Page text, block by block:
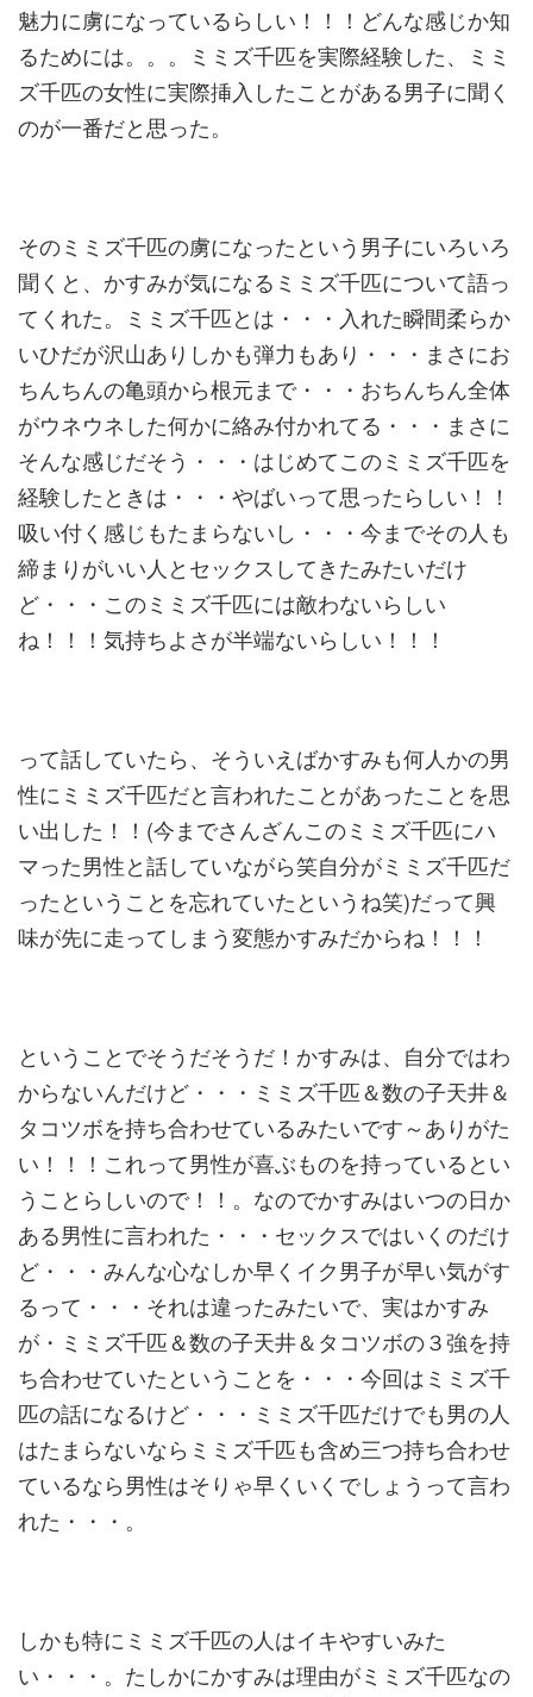
魅力に虜になっているらしい！！！どんな感じか知
るためには。。。ミミズ千匹を実際経験した、ミミ
ズ千匹の女性に実際挿入したことがある男子に聞く
のが一番だと思った。
そのミミズ千匹の虜になったという男子にいろいろ
聞くと、かすみが気になるミミズ千匹について語っ
てくれた。ミミズ千匹とは・・・入れた瞬間柔らか
いひだが沢山ありしかも弾力もあり・・・まさにお
ちんちんの亀頭から根元まで・・・おちんちん全体
がウネウネした何かに絡み付かれてる・・・まさに
そんな感じだそう・・・はじめてこのミミズ千匹を
経験したときは・・・やばいって思ったらしい！！
吸い付く感じもたまらないし・・・今までその人も
締まりがいい人とセックスしてきたみたいだけ
ど・・・このミミズ千匹には敵わないらしい
ね！！！気持ちよさが半端ないらしい！！！
って話していたら、そういえばかすみも何人かの男
性にミミズ千匹だと言われたことがあったことを思
い出した！！(今までさんざんこのミミズ千匹にハ
マった男性と話していながら笑自分がミミズ千匹だ
ったということを忘れていたというね笑)だって興
味が先に走ってしまう変態かすみだからね！！！
ということでそうだそうだ！かすみは、自分ではわ
からないんだけど・・・ミミズ千匹＆数の子天井＆
タコツボを持ち合わせているみたいです～ありがた
い！！！これって男性が喜ぶものを持っているとい
うことらしいので！！。なのでかすみはいつの日か
ある男性に言われた・・・セックスではいくのだけ
ど・・・みんな心なしか早くイク男子が早い気がす
るって・・・それは違ったみたいで、実はかすみ
が・ミミズ千匹＆数の子天井＆タコツボの３強を持
ち合わせていたということを・・・今回はミミズ千
匹の話になるけど・・・ミミズ千匹だけでも男の人
はたまらないならミミズ千匹も含め三つ持ち合わせ
ているなら男性はそりゃ早くいくでしょうって言わ
れた・・・。
しかも特にミミズ千匹の人はイキやすいみた
い・・・。たしかにかすみは理由がミミズ千匹なの